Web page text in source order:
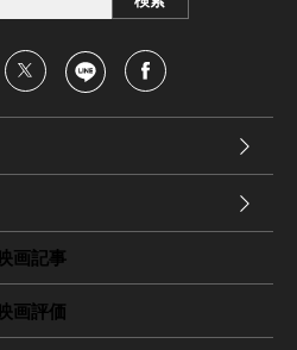
映画記事
映画評価